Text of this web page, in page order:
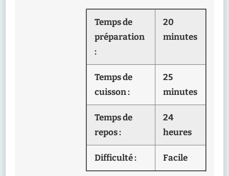
Temps de
préparation
:
20
minutes
Temps de
cuisson :
25
minutes
Temps de
repos :
24
heures
Difficulté : Facile